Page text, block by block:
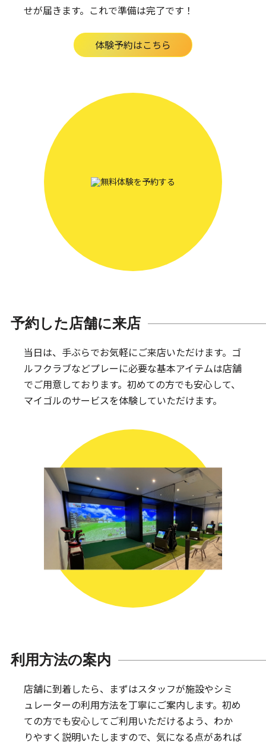
せが届きます。 これで準備は完了です！
体験予約はこちら
予約した店舗に来店
当日は、手ぶらでお気軽にご来店いただけます。 ゴ
ルフクラブなどプレーに必要な基本アイテムは店舗
でご用意しております。初めての方でも安心して、
マイゴルのサービスを体験していただけます。
利用方法の案内
店舗に到着したら、まずはスタッフが施設やシミ
ュレーターの利用方法を丁寧にご案内します。初め
ての方でも安心してご利用いただけるよう、わか
りやすく説明いたしますので、気になる点があれば